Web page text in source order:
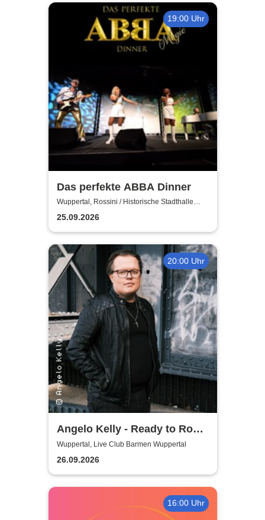
19:00 Uhr
Das perfekte ABBA Dinner
Wuppertal, Rossini / Historische Stadthalle
Wuppertal
25.09.2026
20:00 Uhr
Angelo Kelly - Ready to Rock
- Tour 2026
Wuppertal, Live Club Barmen Wuppertal
26.09.2026
16:00 Uhr